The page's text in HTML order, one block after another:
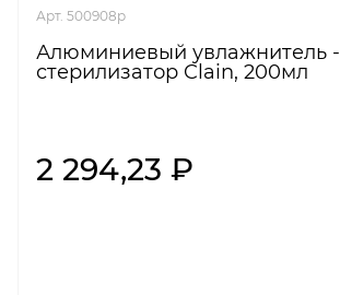
Арт. 500908p
Алюминиевый увлажнитель -
стерилизатор Clain, 200мл
2 294,23 ₽